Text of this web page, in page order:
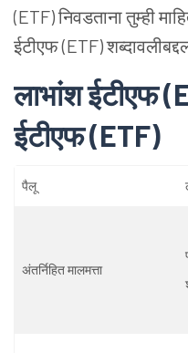
(ETF) निवडतानातुम्ही
ईटीएफ (ETF)
लाभांशईटीएफ
ईटीएफ (ETF)
पैलू
अंतर्निहितमालमत्ता